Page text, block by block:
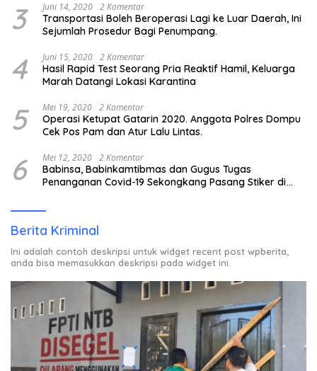
3 Juni 14, 2020 2 Komentar
Transportasi Boleh Beroperasi Lagi ke Luar Daerah, Ini
Sejumlah Prosedur Bagi Penumpang.
4 Juni 15, 2020 2 Komentar
Hasil Rapid Test Seorang Pria Reaktif Hamil, Keluarga
Marah Datangi Lokasi Karantina
5 Mei 19, 2020 2 Komentar
Operasi Ketupat Gatarin 2020. Anggota Polres Dompu
Cek Pos Pam dan Atur Lalu Lintas.
6 Mei 12, 2020 2 Komentar
Babinsa, Babinkamtibmas dan Gugus Tugas
Penanganan Covid-19 Sekongkang Pasang Stiker di
Berita Kriminal
Ini adalah contoh deskripsi untuk widget recent post wpberita,
anda bisa memasukkan deskripsi pada widget ini.